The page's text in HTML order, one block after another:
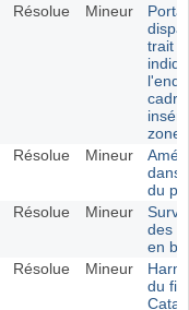
Résolue Mineur
trait
zone.
Résolue Mineur
dans
du
Résolue Mineur
des
en
Résolue Mineur
du fil